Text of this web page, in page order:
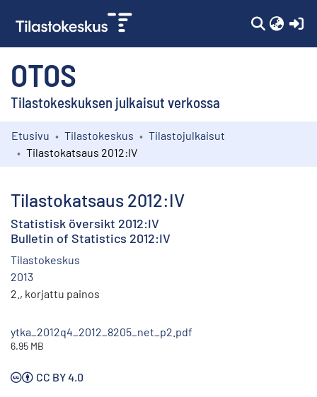
OTOS
Tilastokeskuksen julkaisut verkossa
Kokoelmat
Etusivu Tilastokeskus
Tilastojulkaisut
Tilastokatsaus 2012:IV
Tilastokatsaus 2012:IV
Statistisk översikt 2012:IV
Bulletin of Statistics 2012:IV
Tilastokeskus
2013
2., korjattu painos
ytka_2012q4_2012_8205_net_p2.pdf
6.95 MB
CC BY 4.0